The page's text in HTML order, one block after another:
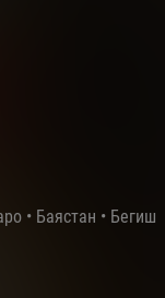
• Баястан • Бегиш